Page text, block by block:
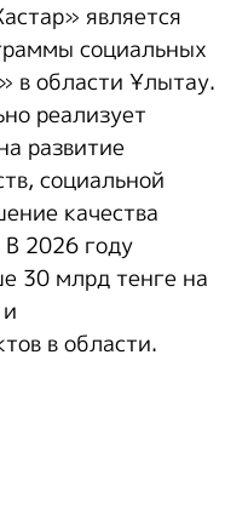
является
социальных
в области Ұлытау.
реализует
развитие
социальной
качества
2026 году
30 млрд тенге на
в области.